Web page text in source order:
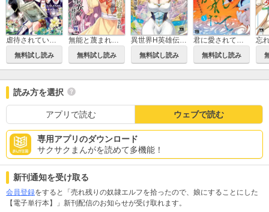
虐待されていた商家の令嬢は聖女の力を手に入れ、無自覚に容赦なく逆襲する【電子単行本】
無料試し読み
無能と蔑まれた令嬢は婚約破棄され、辺境の聖女と呼ばれる～傲慢な婚約者を捨て、護衛騎士と幸せになります～【電子単行本】
無料試し読み
異世界H英雄伝 ～美少女戦士たちは最強軍師の無茶なお願いに逆らえない～
無料試し読み
君に愛されて痛かった【秋田書店版】【電子単行本】
無料試し読み
読み方を選択
アプリで読む ウェブで読む
専用アプリのダウンロード
サクサクまんがを読めて多機能！
新刊通知を受け取る
会員登録をすると「売れ残りの奴隷エルフを拾ったので、娘にすることにした
【電子単行本】」新刊配信のお知らせが受け取れます。